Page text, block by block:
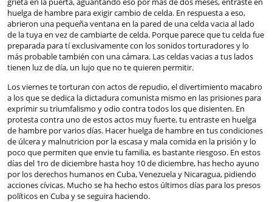
huelga de hambre para exigir cambio de celda. En respuesta a eso,
abrieron una pequeña ventana en la pared de una celda vacia al lado
de la tuya en vez de cambiarte de celda. Porque parece que tu celda fue
preparada para tí exclusivamente con los sonidos torturadores y lo
más probable también con una cámara. Las celdas vacias a tus lados
tienen luz de día, un lujo que no te quieren permitir.
Los viernes te torturan con actos de repudio, el divertimiento macabro
a los que se dedica la dictadura comunista mismo en las prisiones para
exprimir su triumfalismo y odio contra todos los que disienten. En
protesta contra uno de estos actos muy fuerte, tu entraste en huelga
de hambre por varios días. Hacer huelga de hambre en tus condiciones
de úlcera y malnutricion por la escasa y mala comida en la prisión y lo
poco que permiten que envie tu familia, es bastante riesgoso. En estos
días del 1ro de diciembre hasta hoy 10 de diciembre, has hecho ayuno
por los derechos humanos en Cuba, Venezuela y Nicaragua, pidiendo
acciones cívicas. Mucho se ha hecho estos últimos días para los presos
políticos en Cuba y se seguira haciendo.